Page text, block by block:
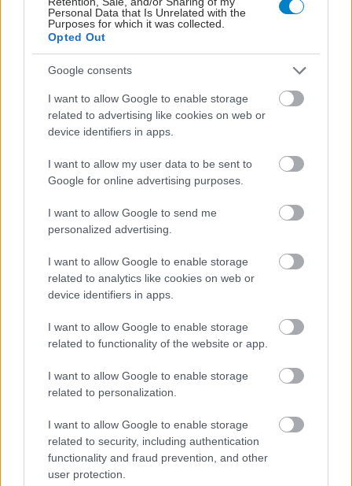
Personal Data that Is Unrelated with the
Purposes for which it was collected.
Opted Out
Google consents
I want to allow Google to enable storage
related to advertising like cookies on web or
device identifiers in apps.
I want to allow my user data to be sent to
Google for online advertising purposes.
I want to allow Google to send me
personalized advertising.
I want to allow Google to enable storage
related to analytics like cookies on web or
device identifiers in apps.
I want to allow Google to enable storage
related to functionality of the website or app.
I want to allow Google to enable storage
related to personalization.
I want to allow Google to enable storage
related to security, including authentication
functionality and fraud prevention, and other
user protection.
Για υγιή οστά προτιμότερο είναι το ποδόσφαιρο
έναντι του περπατήματος [μελέτη]
Πώς επηρεάζει τους μυς και τα οστά ένα συμπλήρωμα
κολλαγόνου;